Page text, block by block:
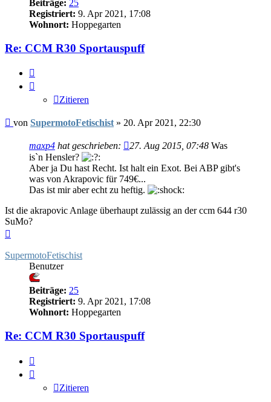
Beiträge: 25
Registriert: 9. Apr 2021, 17:08
Wohnort: Hoppegarten
Re: CCM R30 Sportauspuff
Zitieren
Beitrag
von SupermotoFetischist » 20. Apr 2021, 22:30
maxp4 hat geschrieben: 27. Aug 2015, 07:48 Was
is`n Hensler?
Aber ja Du hast Recht. Ist halt ein Exot. Bei ABP gibt's
was von Akrapovic für 749€...
Das ist mir aber echt zu heftig.
Ist die akrapovic Anlage überhaupt zulässig an der ccm 644 r30
SuMo?
SupermotoFetischist
Benutzer
Beiträge: 25
Registriert: 9. Apr 2021, 17:08
Wohnort: Hoppegarten
Re: CCM R30 Sportauspuff
Zitieren